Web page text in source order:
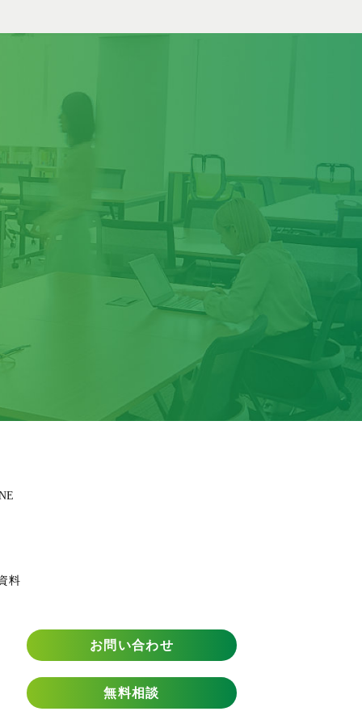
料
お問い合わせ
無料相談